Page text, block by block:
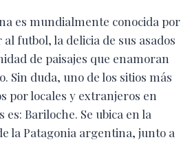
es mundialmente conocida por
al futbol, la delicia de sus asados
de paisajes que enamoran
Sin duda, uno de los sitios más
por locales y extranjeros en
es: Bariloche. Se ubica en la
la Patagonia argentina, junto a